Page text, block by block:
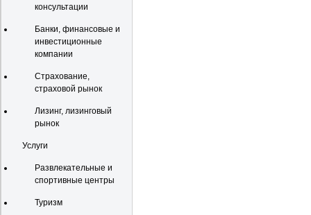
консультации
Банки, финансовые и
инвестиционные
компании
Страхование,
страховой рынок
Лизинг, лизинговый
рынок
Услуги
Развлекательные и
спортивные центры
Туризм